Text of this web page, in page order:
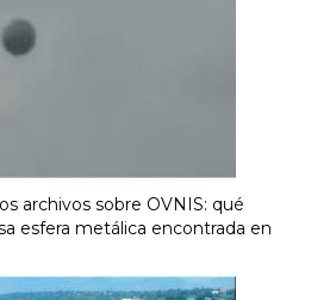
archivos sobre OVNIS: qué
esfera metálica encontrada en